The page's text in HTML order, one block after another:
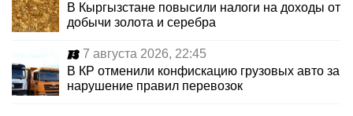
В Кыргызстане повысили налоги на доходы от
добычи золота и серебра
7 августа 2026, 22:45
В КР отменили конфискацию грузовых авто за
нарушение правил перевозок